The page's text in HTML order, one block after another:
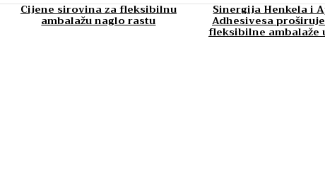
Cijene sirovina za fleksibilnu
ambalažu naglo rastu
Sinergija Henkela i
Adhesivesa
fleksibilne ambalaže